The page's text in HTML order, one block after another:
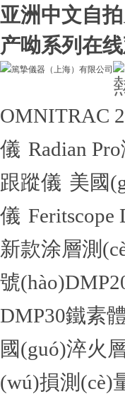
亚洲中文自
产呦系列在
OMNITRAC
儀 Radian
跟蹤儀 美國
儀
新款涂層測
號
DMP30鐵素
國(guó)淬火
(wú)損測(cè)